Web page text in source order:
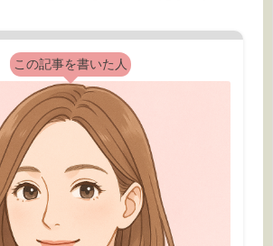
この記事を書いた人